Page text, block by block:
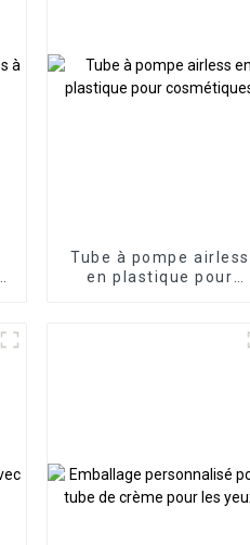
Tube à pompe airless
en plastique pour